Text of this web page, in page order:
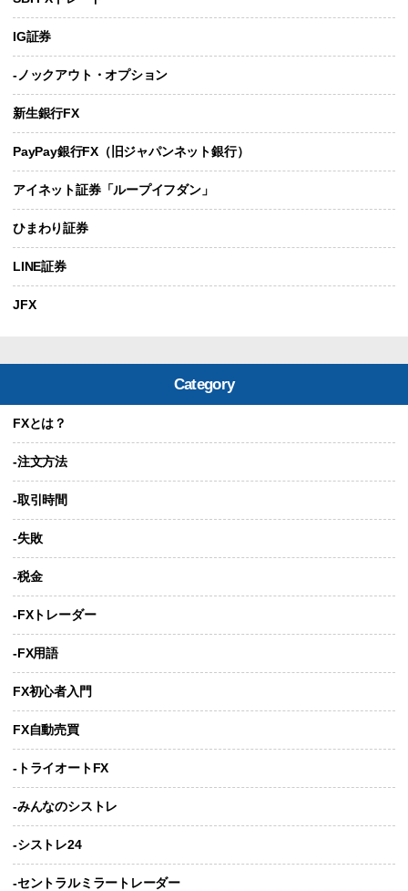
IG証券
-ノックアウト・オプション
新生銀行FX
PayPay銀行FX（旧ジャパンネット銀行）
アイネット証券「ループイフダン」
ひまわり証券
LINE証券
JFX
Category
FXとは？
-注文方法
-取引時間
-失敗
-税金
-FXトレーダー
-FX用語
FX初心者入門
FX自動売買
-トライオートFX
-みんなのシストレ
-シストレ24
-セントラルミラートレーダー